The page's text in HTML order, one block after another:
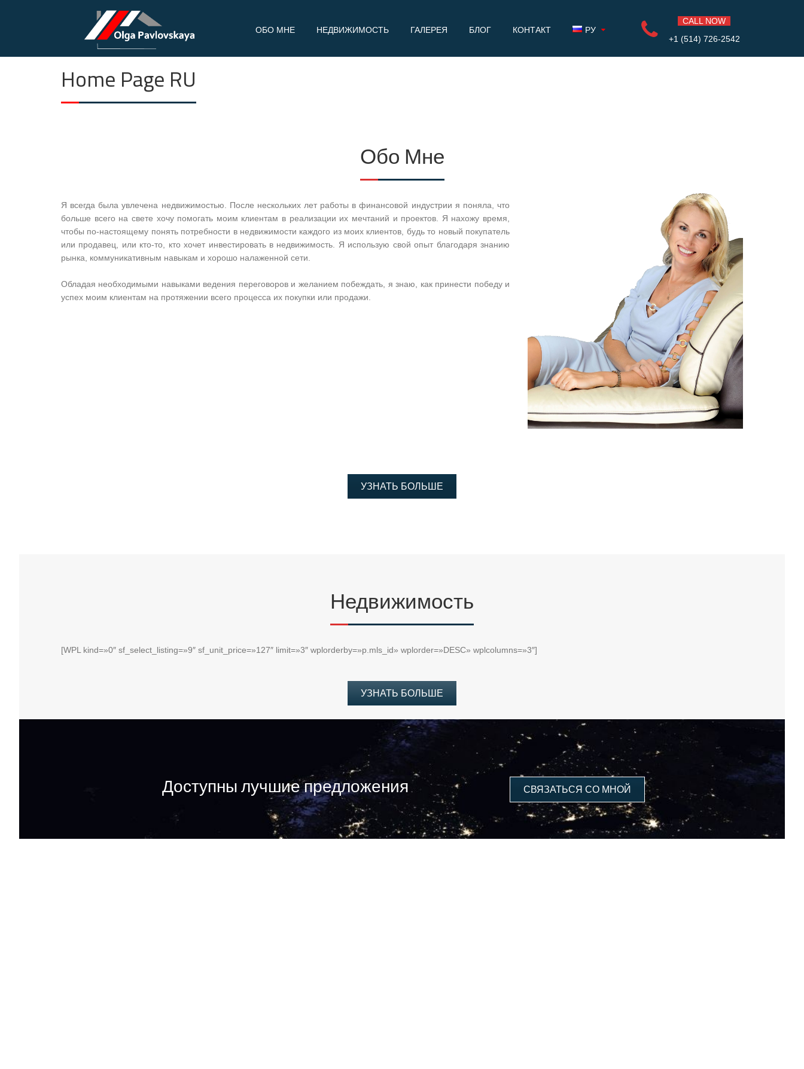
SKA
ОБО МНЕ НЕДВИЖИМОСТЬ ГАЛЕРЕЯ БЛОГ КОНТАКТ РУ
CALL NOW
+1 (514) 726-2542
Home Page RU
Обо Мне
Я всегда была увлечена недвижимостью. После нескольких лет работы в финансовой индустрии я поняла, что
больше всего на свете хочу помогать моим клиентам в реализации их мечтаний и проектов. Я нахожу время,
чтобы по-настоящему понять потребности в недвижимости каждого из моих клиентов, будь то новый покупатель
или продавец, или кто-то, кто хочет инвестировать в недвижимость. Я использую свой опыт благодаря знанию
рынка, коммуникативным навыкам и хорошо налаженной сети.
Обладая необходимыми навыками ведения переговоров и желанием побеждать, я знаю, как принести победу и
успех моим клиентам на протяжении всего процесса их покупки или продажи.
УЗНАТЬ БОЛЬШЕ
Недвижимость
[WPL kind=»0″ sf_select_listing=»9″ sf_unit_price=»127″ limit=»3″ wplorderby=»p.mls_id» wplorder=»DESC» wplcolumns=»3″]
УЗНАТЬ БОЛЬШЕ
Доступны лучшие предложения СВЯЗАТЬСЯ СО МНОЙ